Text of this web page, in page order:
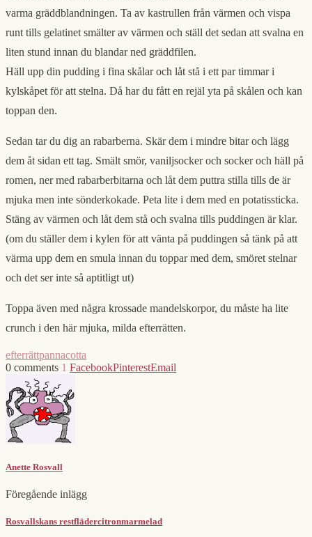
varma gräddblandningen. Ta av kastrullen från värmen och vispa
runt tills gelatinet smälter av värmen och ställ det sedan att svalna en
liten stund innan du blandar ned gräddfilen.
Häll upp din pudding i fina skålar och låt stå i ett par timmar i
kylskåpet för att stelna. Då har du fått en rejäl yta på skålen och kan
toppan den.
Sedan tar du dig an rabarberna. Skär dem i mindre bitar och lägg
dem åt sidan ett tag. Smält smör, vaniljsocker och socker och häll på
romen, ner med rabarberbitarna och låt dem puttra stilla tills de är
mjuka men inte sönderkokade. Peta lite i dem med en potatissticka.
Stäng av värmen och låt dem stå och svalna tills puddingen är klar.
(om du ställer dem i kylen för att vänta på puddingen så tänk på att
värma upp dem en smula innan du toppar med dem, smöret stelnar
och det ser inte så aptitligt ut)
Toppa även med några krossade mandelskorpor, du måste ha lite
crunch i den här mjuka, milda efterrätten.
efterrättpannacotta
0 comments 1 FacebookPinterestEmail
Anette Rosvall
Föregående inlägg
Rosvallskans restflädercitronmarmelad